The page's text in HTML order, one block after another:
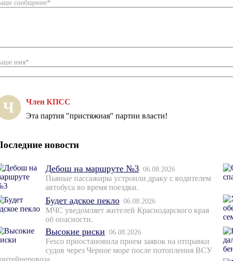
сообщение*
имя*
Ч Член КПСС
Эта партия "пристяжная" партии власти!
новости
Дебош на маршруте №3 06.08.2026
Пьяные пассажиры устроили драку с водителем
автобуса во время поездки.
Будет адское пекло 06.08.2026
МЧС уведомляет жителей Краснодарского края
об опасности.
Высокие риски 06.08.2026
Fesco приостановила прием заявок на отправки
судов через Черное море после потопления ВСУ